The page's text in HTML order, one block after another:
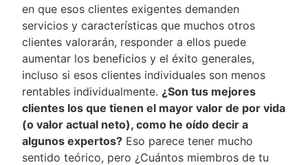
en que esos clientes exigentes demanden
servicios y características que muchos otros
clientes valorarán, responder a ellos puede
aumentar los beneficios y el éxito generales,
incluso si esos clientes individuales son menos
rentables individualmente. ¿Son tus mejores
clientes los que tienen el mayor valor de por vida
(o valor actual neto), como he oído decir a
algunos expertos? Eso parece tener mucho
sentido teórico, pero ¿Cuántos miembros de tu